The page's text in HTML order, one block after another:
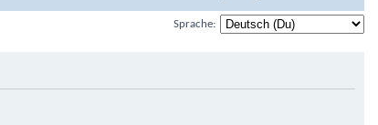
Sprache: